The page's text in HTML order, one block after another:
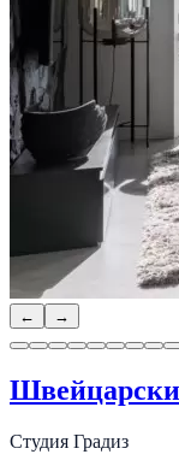
← →
Студия Градиз